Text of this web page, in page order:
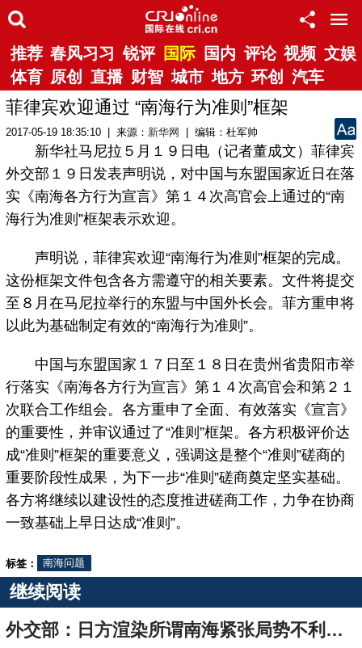
推荐 春风习习 锐评 国际 国内 评论 视频 文娱
体育 原创 直播 财智 城市 地方 环创 汽车
菲律宾欢迎通过 “南海行为准则”框架
2017-05-19 18:35:10 | 来源： 新华网 | 编辑：杜军帅
新华社马尼拉５月１９日电（记者董成文）菲律宾
外交部１９日发表声明说，对中国与东盟国家近日在落
实《南海各方行为宣言》第１４次高官会上通过的“南
海行为准则”框架表示欢迎。
声明说，菲律宾欢迎“南海行为准则”框架的完成。
这份框架文件包含各方需遵守的相关要素。文件将提交
至８月在马尼拉举行的东盟与中国外长会。菲方重申将
以此为基础制定有效的“南海行为准则”。
中国与东盟国家１７日至１８日在贵州省贵阳市举
行落实《南海各方行为宣言》第１４次高官会和第２１
次联合工作组会。各方重申了全面、有效落实《宣言》
的重要性，并审议通过了“准则”框架。各方积极评价达
成“准则”框架的重要意义，强调这是整个“准则”磋商的
重要阶段性成果，为下一步“准则”磋商奠定坚实基础。
各方将继续以建设性的态度推进磋商工作，力争在协商
一致基础上早日达成“准则”。
标签： 南海问题
继续阅读
外交部：日方渲染所谓南海紧张局势不利于地区和平稳定